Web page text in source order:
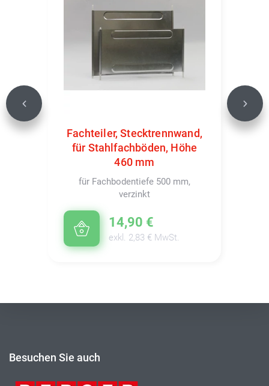
Fachteiler, Stecktrennwand,
für Stahlfachböden, Höhe
460 mm
für Fachbodentiefe 500 mm,
verzinkt
14,90 €
exkl. 2,83 € MwSt.
Previous Next
Besuchen Sie auch